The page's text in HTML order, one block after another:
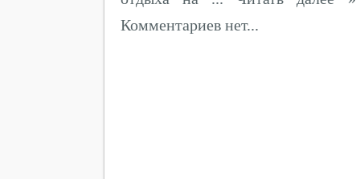
Комментариев нет...